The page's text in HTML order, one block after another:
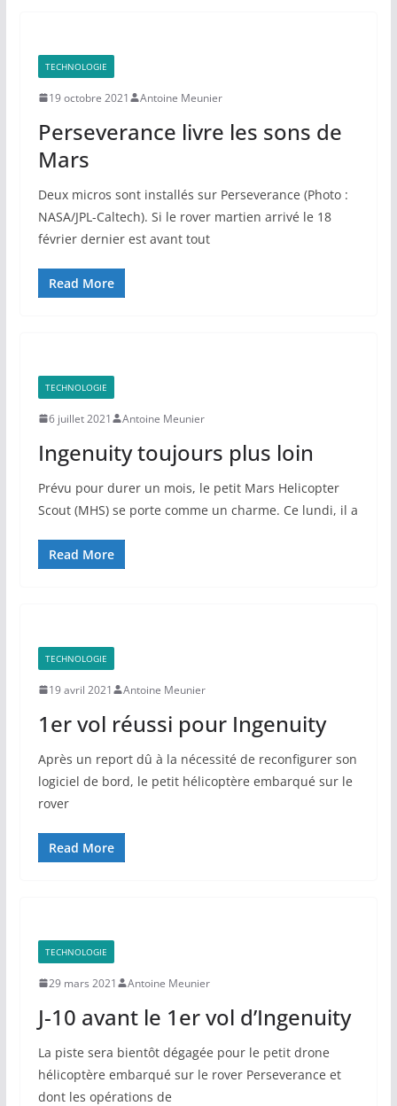
TECHNOLOGIE
19 octobre 2021 Antoine Meunier
Perseverance livre les sons de
Mars
Deux micros sont installés sur Perseverance (Photo :
NASA/JPL-Caltech). Si le rover martien arrivé le 18
février dernier est avant tout
Read More
TECHNOLOGIE
6 juillet 2021 Antoine Meunier
Ingenuity toujours plus loin
Prévu pour durer un mois, le petit Mars Helicopter
Scout (MHS) se porte comme un charme. Ce lundi, il a
Read More
TECHNOLOGIE
19 avril 2021 Antoine Meunier
1er vol réussi pour Ingenuity
Après un report dû à la nécessité de reconfigurer son
logiciel de bord, le petit hélicoptère embarqué sur le
rover
Read More
TECHNOLOGIE
29 mars 2021 Antoine Meunier
J-10 avant le 1er vol d’Ingenuity
La piste sera bientôt dégagée pour le petit drone
hélicoptère embarqué sur le rover Perseverance et
dont les opérations de